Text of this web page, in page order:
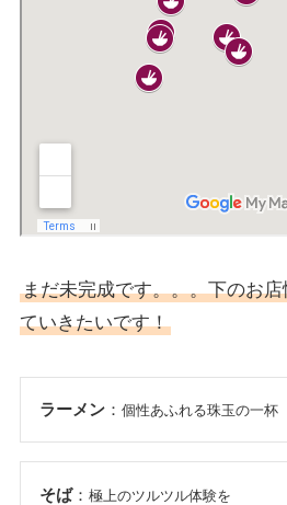
まだ未完成です。。。下のお
ていきたいです！
ラーメン： 個性あふれる珠玉の一杯
そば： 極上のツルツル体験を